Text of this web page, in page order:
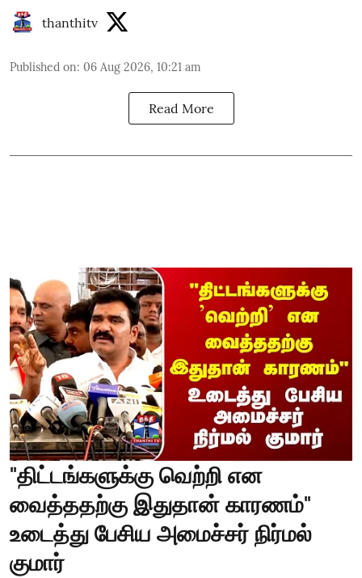
thanthitv
Published on: 06 Aug 2026, 10:21 am
Read More
"திட்டங்களுக்கு வெற்றி என
வைத்ததற்கு இதுதான் காரணம்"
உடைத்து பேசிய அமைச்சர் நிர்மல்
குமார்